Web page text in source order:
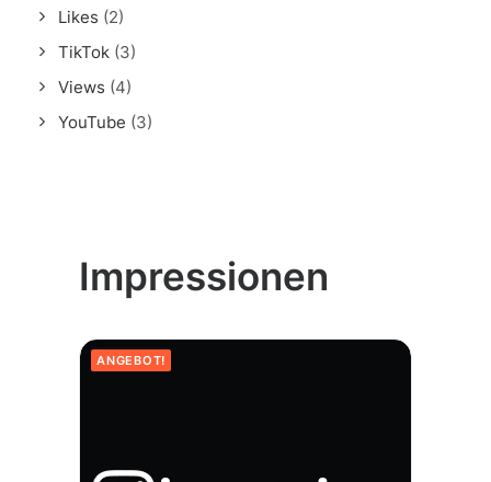
Likes (2)
TikTok (3)
Views (4)
YouTube (3)
Impressionen
ANGEBOT!